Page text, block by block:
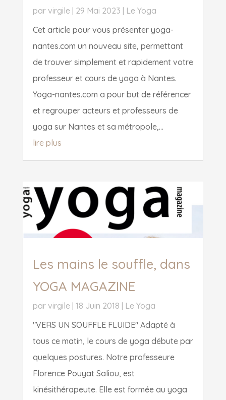
par virgile | 29 Mai 2023 | Le Yoga
Cet article pour vous présenter yoga-
nantes.com un nouveau site, permettant
de trouver simplement et rapidement votre
professeur et cours de yoga à Nantes.
Yoga-nantes.com a pour but de référencer
et regrouper acteurs et professeurs de
yoga sur Nantes et sa métropole,...
lire plus
Les mains le souffle, dans
YOGA MAGAZINE
par virgile 18 Juin 2018
Le Yoga
"VERS UN SOUFFLE FLUIDE" Adapté à
tous ce matin, le cours de yoga débute par
quelques postures. Notre professeure
Florence Pouyat Saliou, est
kinésithérapeute. Elle est formée au yoga